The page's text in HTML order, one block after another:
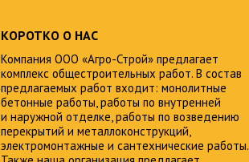
КОРОТКО О НАС
Компания ООО «Агро-Строй» предлагает
комплекс общестроительных работ. В состав
предлагаемых работ входит: монолитные
бетонные работы, работы по внутренней
и наружной отделке, работы по возведению
перекрытий и металлоконструкций,
электромонтажные и сантехнические работы.